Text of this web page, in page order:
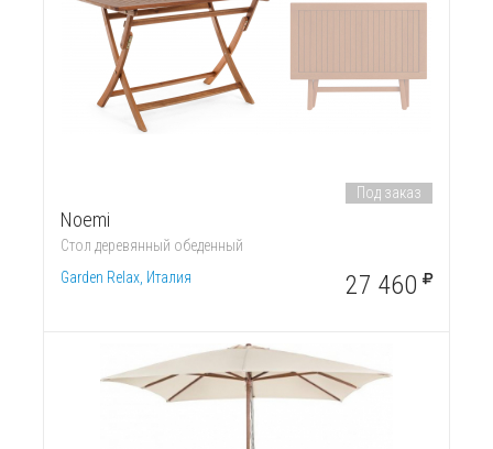
Noemi
Стол деревянный обеденный
Garden Relax, Италия
Под заказ
27 460